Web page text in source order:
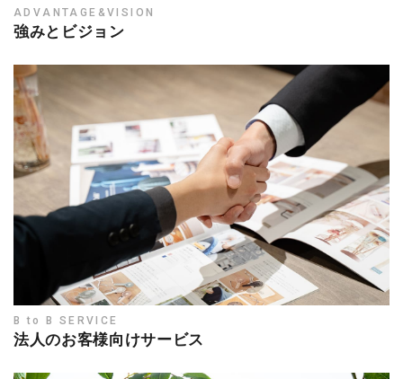
ADVANTAGE&VISION
強みとビジョン
B to B SERVICE
法人のお客様向けサービス